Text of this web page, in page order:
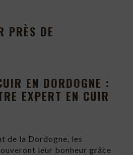
PRÈS DE
EN DORDOGNE :
EXPERT EN CUIR
de la Dordogne, les
leur bonheur grâce